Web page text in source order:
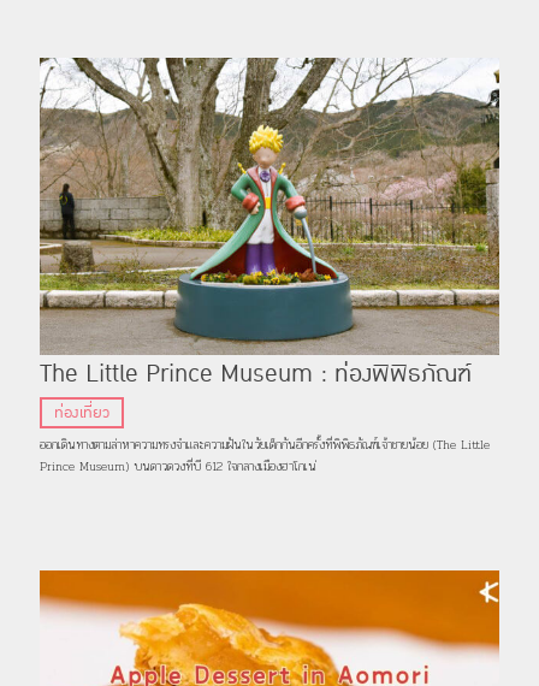
The Little Prince Museum : ท่องพิพิธภัณฑ์
เจ้าชายน้อยบนดาวดวงที่บี 612 ใจกลางเมืองฮาโกเน่
ท่องเที่ยว
ออกเดินทางตามล่าหาความทรงจำและความฝันในวัยเด็กกันอีกครั้งที่พิพิธภัณฑ์เจ้าชายน้อย (The Little
Prince Museum) บนดาวดวงที่บี 612 ใจกลางเมืองฮาโกเน่